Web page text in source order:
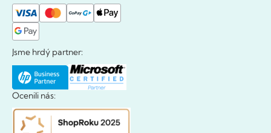
Jsme hrdý partner:
Ocenili nás: